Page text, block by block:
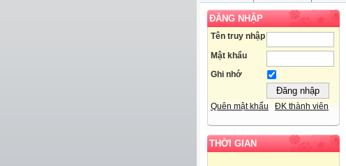
ĐĂNG NHẬP
Tên truy nhập
Mật khẩu
Ghi nhớ
Quên mật khẩu ĐK thành viên
THỜI GIAN